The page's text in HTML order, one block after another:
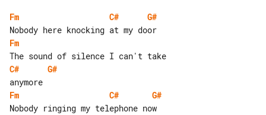
Fm C#
G#
Fm
C#
G#
Fm
C#
G#